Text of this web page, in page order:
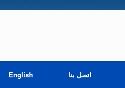
اتصل بنا English